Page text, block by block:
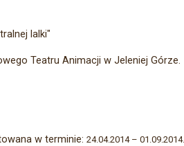
lalki"
Teatru Animacji w Jeleniej Górze.
w terminie: 24.04.2014 – 01.09.2014.